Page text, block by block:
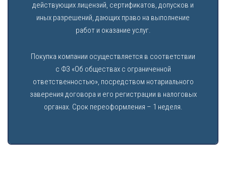
действующих лицензий, сертификатов, допусков и
иных разрешений, дающих право на выполнение
работ и оказание услуг.
Покупка компании осуществляется в соответствии
с ФЗ «Об обществах с ограниченной
ответственностью», посредством нотариального
заверения договора и его регистрации в налоговых
органах. Срок переоформления – 1 неделя.